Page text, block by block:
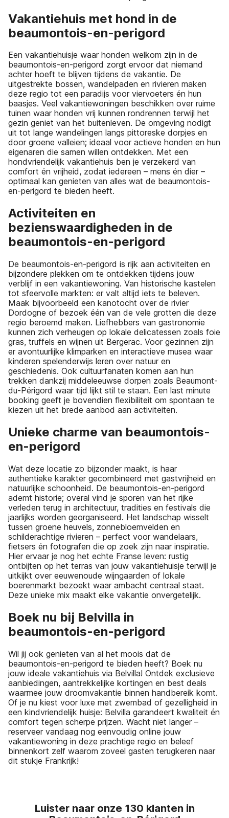
Vakantiehuis met hond in de
beaumontois-en-perigord
Een vakantiehuisje waar honden welkom zijn in de
beaumontois-en-perigord zorgt ervoor dat niemand
achter hoeft te blijven tijdens de vakantie. De
uitgestrekte bossen, wandelpaden en rivieren maken
deze regio tot een paradijs voor viervoeters én hun
baasjes. Veel vakantiewoningen beschikken over ruime
tuinen waar honden vrij kunnen rondrennen terwijl het
gezin geniet van het buitenleven. De omgeving nodigt
uit tot lange wandelingen langs pittoreske dorpjes en
door groene valleien; ideaal voor actieve honden en hun
eigenaren die samen willen ontdekken. Met een
hondvriendelijk vakantiehuis ben je verzekerd van
comfort én vrijheid, zodat iedereen – mens én dier –
optimaal kan genieten van alles wat de beaumontois-
en-perigord te bieden heeft.
Activiteiten en
bezienswaardigheden in de
beaumontois-en-perigord
De beaumontois-en-perigord is rijk aan activiteiten en
bijzondere plekken om te ontdekken tijdens jouw
verblijf in een vakantiewoning. Van historische kastelen
tot sfeervolle markten: er valt altijd iets te beleven.
Maak bijvoorbeeld een kanotocht over de rivier
Dordogne of bezoek één van de vele grotten die deze
regio beroemd maken. Liefhebbers van gastronomie
kunnen zich verheugen op lokale delicatessen zoals foie
gras, truffels en wijnen uit Bergerac. Voor gezinnen zijn
er avontuurlijke klimparken en interactieve musea waar
kinderen spelenderwijs leren over natuur en
geschiedenis. Ook cultuurfanaten komen aan hun
trekken dankzij middeleeuwse dorpen zoals Beaumont-
du-Périgord waar tijd lijkt stil te staan. Een last minute
booking geeft je bovendien flexibiliteit om spontaan te
kiezen uit het brede aanbod aan activiteiten.
Unieke charme van beaumontois-
en-perigord
Wat deze locatie zo bijzonder maakt, is haar
authentieke karakter gecombineerd met gastvrijheid en
natuurlijke schoonheid. De beaumontois-en-perigord
ademt historie; overal vind je sporen van het rijke
verleden terug in architectuur, tradities en festivals die
jaarlijks worden georganiseerd. Het landschap wisselt
tussen groene heuvels, zonnebloemvelden en
schilderachtige rivieren – perfect voor wandelaars,
fietsers én fotografen die op zoek zijn naar inspiratie.
Hier ervaar je nog het echte Franse leven: rustig
ontbijten op het terras van jouw vakantiehuisje terwijl je
uitkijkt over eeuwenoude wijngaarden of lokale
boerenmarkt bezoekt waar ambacht centraal staat.
Deze unieke mix maakt elke vakantie onvergetelijk.
Boek nu bij Belvilla in
beaumontois-en-perigord
Wil jij ook genieten van al het moois dat de
beaumontois-en-perigord te bieden heeft? Boek nu
jouw ideale vakantiehuis via Belvilla! Ontdek exclusieve
aanbiedingen, aantrekkelijke kortingen en best deals
waarmee jouw droomvakantie binnen handbereik komt.
Of je nu kiest voor luxe met zwembad of gezelligheid in
een kindvriendelijk huisje: Belvilla garandeert kwaliteit én
comfort tegen scherpe prijzen. Wacht niet langer –
reserveer vandaag nog eenvoudig online jouw
vakantiewoning in deze prachtige regio en beleef
binnenkort zelf waarom zoveel gasten terugkeren naar
dit stukje Frankrijk!
Luister naar onze 130 klanten in